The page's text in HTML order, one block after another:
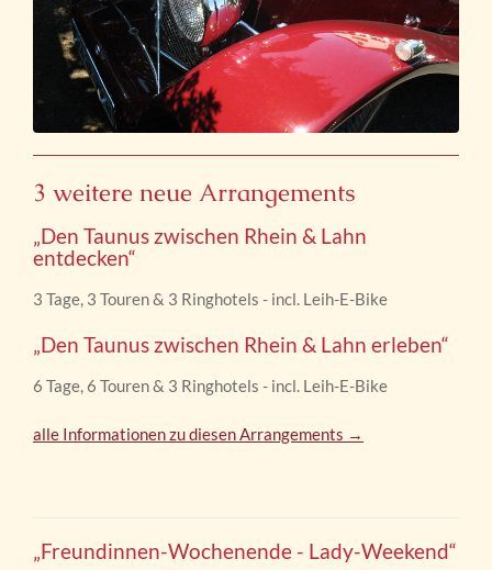
3 weitere neue Arrangements
„Den Taunus zwischen Rhein & Lahn
entdecken“
3 Tage, 3 Touren & 3 Ringhotels - incl. Leih-E-Bike
„Den Taunus zwischen Rhein & Lahn erleben“
6 Tage, 6 Touren & 3 Ringhotels - incl. Leih-E-Bike
alle Informationen zu diesen Arrangements →
„Freundinnen-Wochenende - Lady-Weekend“